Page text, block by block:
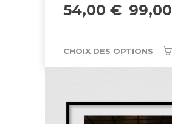
54,00 € – 99,00
CHOIX DES OPTIONS